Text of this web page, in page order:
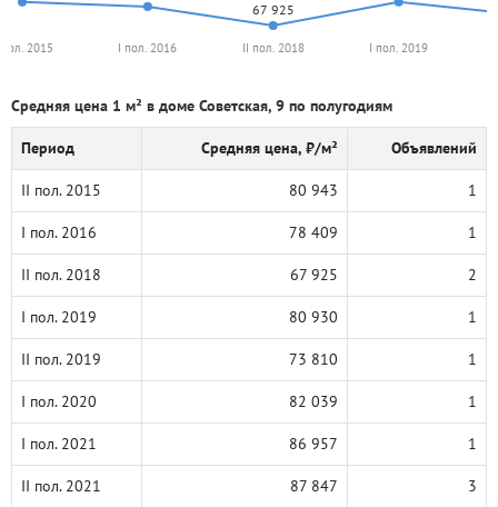
67 925
2015 I пол. 2016 II пол. 2018 I пол. 2019
Средняя цена 1 м² в доме Советская, 9 по полугодиям
Период Средняя цена, ₽/м² Объявлений
II пол. 2015 80 943 1
I пол. 2016 78 409 1
II пол. 2018 67 925 2
I пол. 2019 80 930 1
II пол. 2019 73 810 1
I пол. 2020 82 039 1
I пол. 2021 86 957 1
II пол. 2021 87 847 3